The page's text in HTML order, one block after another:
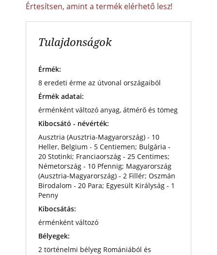
Értesítsen, amint a termék elérhető lesz!
Tulajdonságok
Érmék:
8 eredeti érme az útvonal országaiból
Érmék adatai:
érménként változó anyag, átmérő és tömeg
Kibocsátó - névérték:
Ausztria (Ausztria-Magyarország) - 10
Heller, Belgium - 5 Centiemen; Bulgária -
20 Stotinki; Franciaország - 25 Centimes;
Németország - 10 Pfennig; Magyarország
(Ausztria-Magyarország) - 2 Fillér; Oszmán
Birodalom - 20 Para; Egyesült Királyság - 1
Penny
Kibocsátás:
érménként változó
Bélyegek:
2 történelmi bélyeg Romániából és